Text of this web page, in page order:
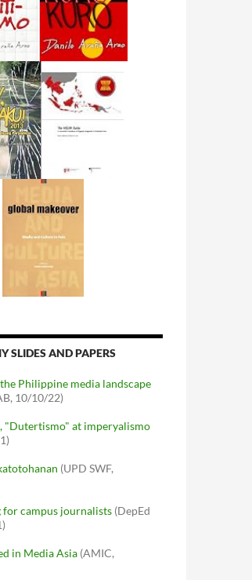
SLIDES AND PAPERS
Philippine media landscape
10/10/22)
"Dutertismo" at imperyalismo
(UPD SWF,
campus journalists (DepEd
in Media Asia (AMIC,